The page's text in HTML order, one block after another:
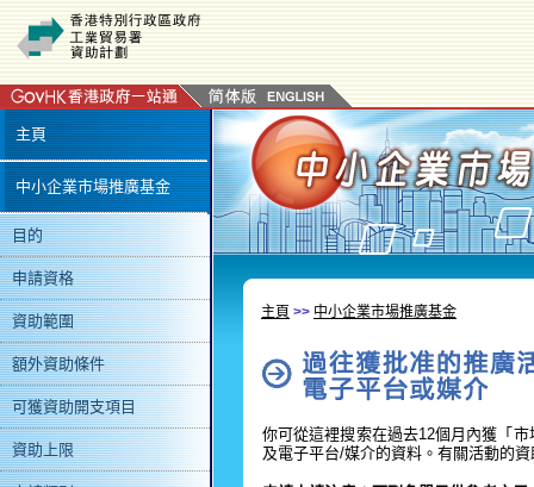
主頁
中小企業市場推廣基金
目的
申請資格
資助範圍
額外資助條件
可獲資助開支項目
資助上限
主頁 >> 中小企業市場推廣基金
貿
易
刊
物
／
電
子
平
台
或
你可從這裡搜索在過去12個月內獲「
及電子平台/媒介的資料。有關活動的